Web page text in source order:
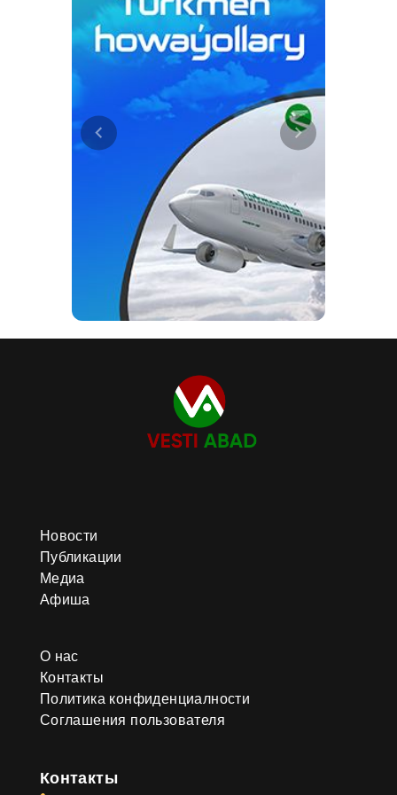
Новости
Публикации
Медиа
Афиша
О нас
Контакты
Политика конфиденциалности
Соглашения пользователя
Контакты